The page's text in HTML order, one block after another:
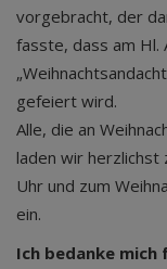
vorgebracht, der
fasste, dass am Hl.
gefeiert wird.
Alle, die an
laden wir herzlichst
Uhr und zum
ein.
Ich bedanke mich